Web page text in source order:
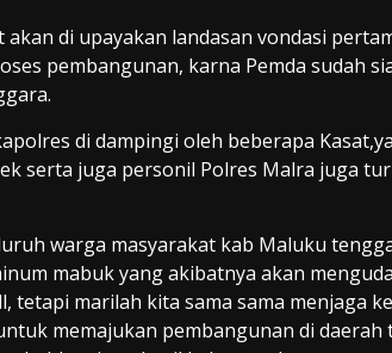
di upayakan landasan vondasi
pembangunan, karna Pemda sudah
di dampingi oleh beberapa
serta juga personil Polres Malra juga
warga masyarakat kab Maluku
mabuk yang akibatnya akan
tetapi marilah kita sama sama menjaga
memajukan pembangunan di daerah